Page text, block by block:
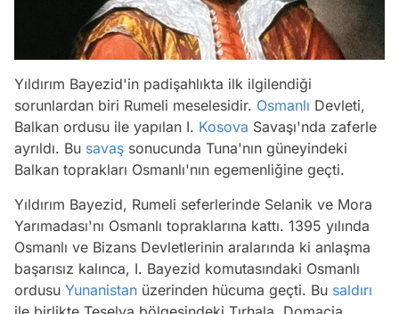
Yıldırım Bayezid'in padişahlıkta ilk ilgilendiği
sorunlardan biri Rumeli meselesidir. Osmanlı Devleti,
Balkan ordusu ile yapılan I. Kosova Savaşı'nda zaferle
ayrıldı. Bu savaş sonucunda Tuna'nın güneyindeki
Balkan toprakları Osmanlı'nın egemenliğine geçti.
Yıldırım Bayezid, Rumeli seferlerinde Selanik ve Mora
Yarımadası'nı Osmanlı topraklarına kattı. 1395 yılında
Osmanlı ve Bizans Devletlerinin aralarında ki anlaşma
başarısız kalınca, I. Bayezid komutasındaki Osmanlı
ordusu Yunanistan üzerinden hücuma geçti. Bu saldırı